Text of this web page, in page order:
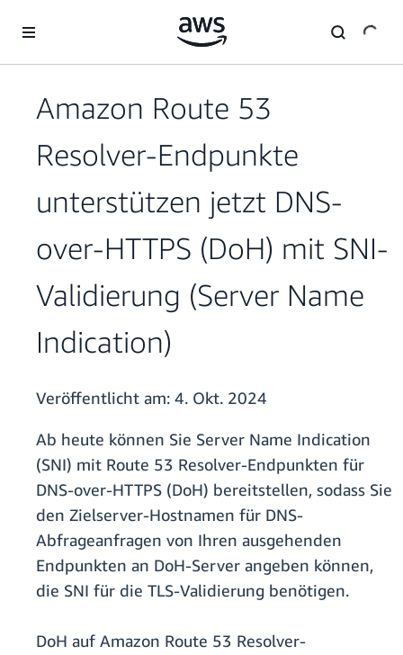
Überspringen zum Hauptinhalt
Amazon Route 53
Resolver-Endpunkte
unterstützen jetzt DNS-
over-HTTPS (DoH) mit SNI-
Validierung (Server Name
Indication)
Veröffentlicht am: 4. Okt. 2024
Ab heute können Sie Server Name Indication
(SNI) mit Route 53 Resolver-Endpunkten für
DNS-over-HTTPS (DoH) bereitstellen, sodass Sie
den Zielserver-Hostnamen für DNS-
Abfrageanfragen von Ihren ausgehenden
Endpunkten an DoH-Server angeben können,
die SNI für die TLS-Validierung benötigen.
DoH auf Amazon Route 53 Resolver-